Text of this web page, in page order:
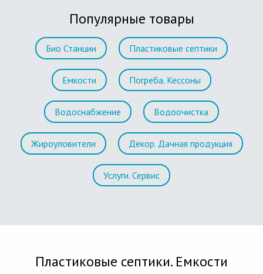
Популярные товары
Био Станции Пластиковые септики
Емкости Погреба. Кессоны
Водоснабжение Водоочистка
Жироуловители Декор. Дачная продукция
Услуги. Сервис
Пластиковые септики. Емкости